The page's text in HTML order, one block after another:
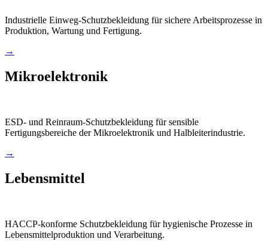
Industrielle Einweg-Schutzbekleidung für sichere Arbeitsprozesse in
Produktion, Wartung und Fertigung.
→
Mikroelektronik
ESD- und Reinraum-Schutzbekleidung für sensible
Fertigungsbereiche der Mikroelektronik und Halbleiterindustrie.
→
Lebensmittel
HACCP-konforme Schutzbekleidung für hygienische Prozesse in
Lebensmittelproduktion und Verarbeitung.